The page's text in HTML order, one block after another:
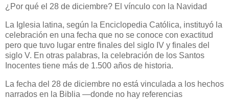
¿Por qué el 28 de diciembre? El vínculo con la Navidad
La Iglesia latina, según la Enciclopedia Católica, instituyó la
celebración en una fecha que no se conoce con exactitud
pero que tuvo lugar entre finales del siglo IV y finales del
siglo V. En otras palabras, la celebración de los Santos
Inocentes tiene más de 1.500 años de historia.
La fecha del 28 de diciembre no está vinculada a los hechos
narrados en la Biblia —donde no hay referencias